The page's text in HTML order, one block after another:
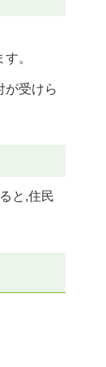
。
が受けら
と,住民